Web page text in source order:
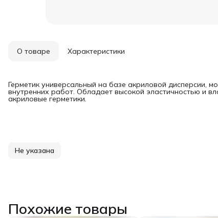
О товаре Характеристики
Герметик универсальный на базе акриловой дисперсии,
внутренних работ. Обладает высокой эластичностью и
акриловые герметики.
Не указана
Похожие товары